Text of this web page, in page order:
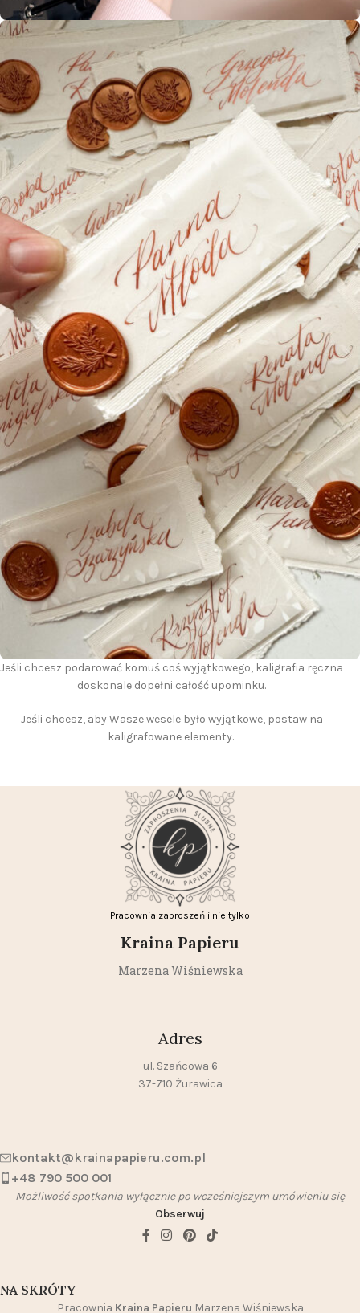
Jeśli chcesz podarować komuś coś wyjątkowego, kaligrafia ręczna
doskonale dopełni całość upominku.
Jeśli chcesz, aby Wasze wesele było wyjątkowe, postaw na
kaligrafowane elementy.
Pracownia zaproszeń i nie tylko
Kraina Papieru
Marzena Wiśniewska
Adres
ul. Szańcowa 6
37-710 Żurawica
kontakt@krainapapieru.com.pl
+48 790 500 001
Możliwość spotkania wyłącznie po wcześniejszym umówieniu się
Obserwuj
NA SKRÓTY
Pracownia Kraina Papieru Marzena Wiśniewska